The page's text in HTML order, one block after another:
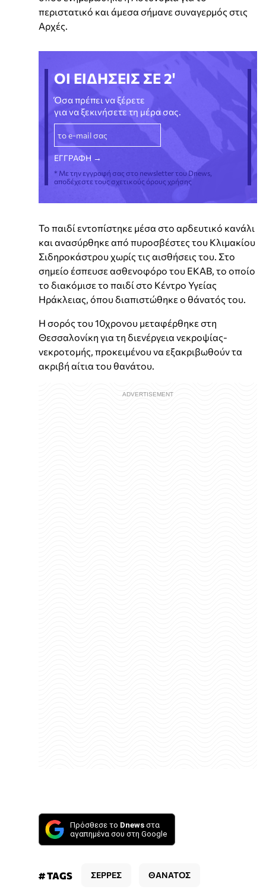
περιστατικό και άμεσα σήμανε συναγερμός στις
Αρχές.
ΟΙ ΕΙΔΗΣΕΙΣ ΣΕ 2'
Όσα πρέπει να ξέρετε
για να ξεκινήσετε τη μέρα σας.
* Με την εγγραφή σας στο newsletter του Dnews,
αποδέχεστε τους σχετικούς όρους χρήσης
Το παιδί εντοπίστηκε μέσα στο αρδευτικό κανάλι
και ανασύρθηκε από πυροσβέστες του Κλιμακίου
Σιδηροκάστρου χωρίς τις αισθήσεις του. Στο
σημείο έσπευσε ασθενοφόρο του ΕΚΑΒ, το οποίο
το διακόμισε το παιδί στο Κέντρο Υγείας
Ηράκλειας, όπου διαπιστώθηκε ο θάνατός του.
Η σορός του 10χρονου μεταφέρθηκε στη
Θεσσαλονίκη για τη διενέργεια νεκροψίας-
νεκροτομής, προκειμένου να εξακριβωθούν τα
ακριβή αίτια του θανάτου.
Πρόσθεσε το Dnews στα
αγαπημένα σου στη Google
# TAGS ΣΕΡΡΕΣ ΘΑΝΑΤΟΣ